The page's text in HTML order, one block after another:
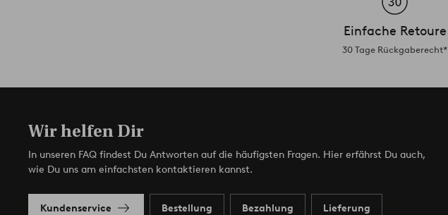
Einfache Retoure
30 Tage Rückgaberecht*
Wir helfen Dir
In unseren FAQ findest Du Antworten auf die häufigsten Fragen. Hier erfährst Du auch,
wie Du uns am einfachsten kontaktieren kannst.
Kundenservice Bestellung Bezahlung Lieferung